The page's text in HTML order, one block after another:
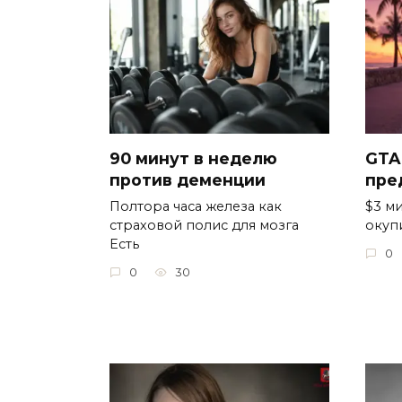
90 минут в неделю
против деменции
Полтора часа железа как
страховой полис для мозга
Есть
0 30
$3
0